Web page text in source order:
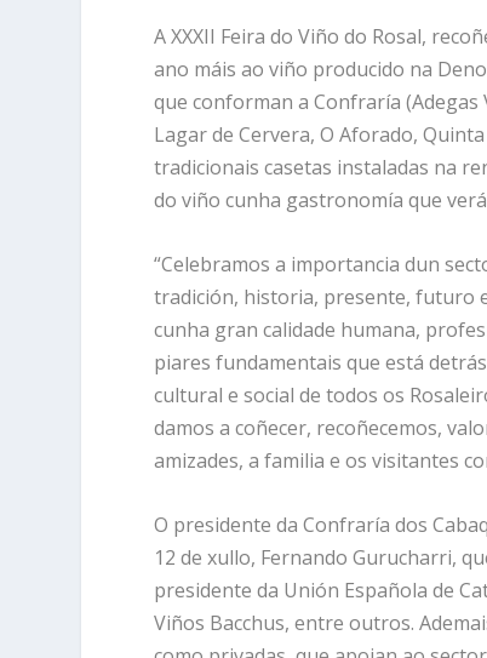
A XXXII Feira do Viño do Rosal,
ano máis ao viño producido na
que conforman a Confraría
Lagar de Cervera, O Aforado,
tradicionais casetas instaladas na
do viño cunha gastronomía que
“Celebramos a importancia dun
tradición, historia, presente, futuro
cunha gran calidade humana,
piares fundamentais que está
cultural e social de todos os
damos a coñecer, recoñecemos,
amizades, a familia e os visitantes
O presidente da Confraría dos
12 de xullo, Fernando Gurucharri,
presidente da Unión Española de
Viños Bacchus, entre outros.